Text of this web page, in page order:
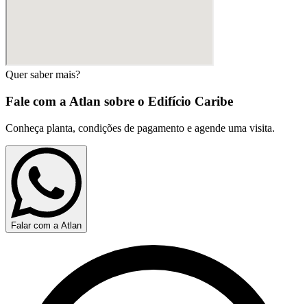
Quer saber mais?
Fale com a Atlan sobre o Edifício Caribe
Conheça planta, condições de pagamento e agende uma visita.
Falar com a Atlan